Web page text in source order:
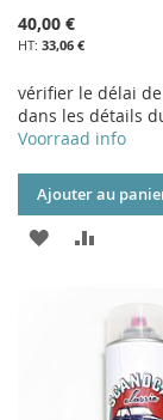
40,00 €
33,06 €
vérifier le délai
dans les détails
Voorraad info
Ajouter au
AJOUTER
D’ENVIE